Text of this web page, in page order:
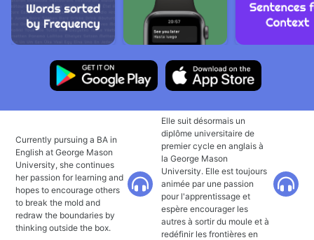
Currently pursuing a BA in
English at George Mason
University, she continues
her passion for learning and
hopes to encourage others
to break the mold and
redraw the boundaries by
thinking outside the box.
Elle suit désormais un
diplôme universitaire de
premier cycle en anglais à
la George Mason
University. Elle est toujours
animée par une passion
pour l'apprentissage et
espère encourager les
autres à sortir du moule et à
redéfinir les frontières en